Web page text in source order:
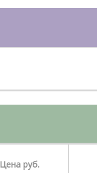
Цена руб.